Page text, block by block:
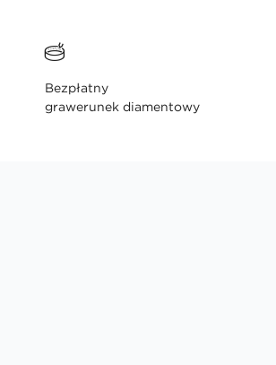
Bezpłatny
grawerunek diamentowy